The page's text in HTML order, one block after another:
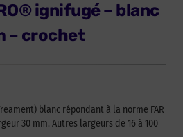
ignifugé – blanc
– crochet
blanc répondant à la norme FAR
30 mm. Autres largeurs de 16 à 100